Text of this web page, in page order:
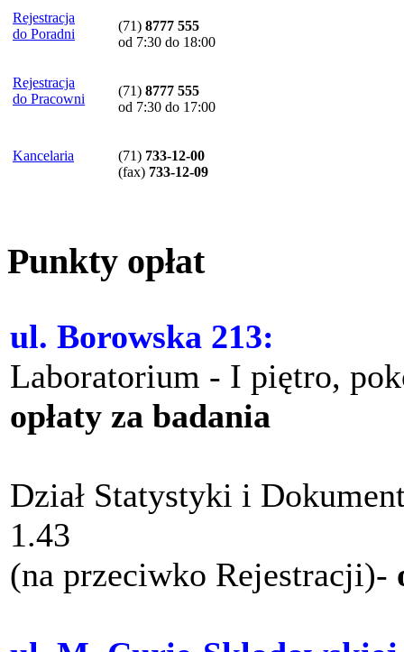
Rejestracja
do Poradni
(71) 8777 555
od 7:30 do 18:00
Rejestracja
do Pracowni
(71) 8777 555
od 7:30 do 17:00
Kancelaria (71) 733-12-00
(fax) 733-12-09
Punkty opłat
ul. Borowska 213:
Laboratorium - I piętro,
opłaty za badania
Dział Statystyki i
1.43
(na przeciwko Rejestracji)-